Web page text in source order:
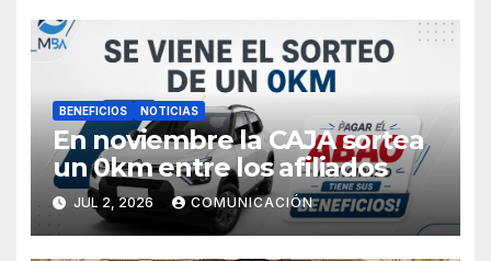
BENEFICIOS NOTICIAS
En noviembre la CAJA sortea
un 0km entre los afiliados
JUL 2, 2026 COMUNICACIÓN